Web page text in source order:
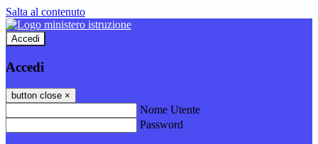
Salta al contenuto
Accedi
Accedi
button close ×
Nome Utente
Password